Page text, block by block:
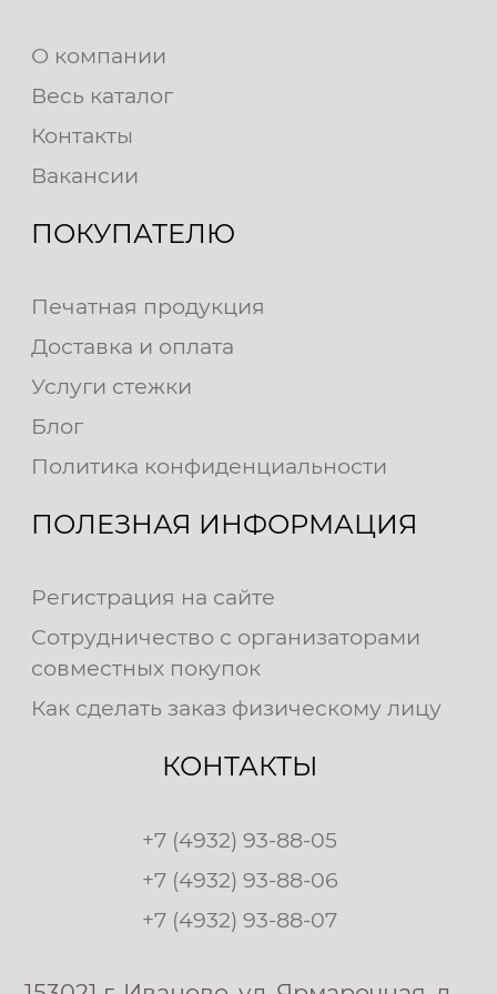
О компании
Весь каталог
Контакты
Вакансии
ПОКУПАТЕЛЮ
Печатная продукция
Доставка и оплата
Услуги стежки
Блог
Политика конфиденциальности
ПОЛЕЗНАЯ ИНФОРМАЦИЯ
Регистрация на сайте
Сотрудничество с организаторами
совместных покупок
Как сделать заказ физическому лицу
КОНТАКТЫ
+7 (4932) 93-88-05
+7 (4932) 93-88-06
+7 (4932) 93-88-07